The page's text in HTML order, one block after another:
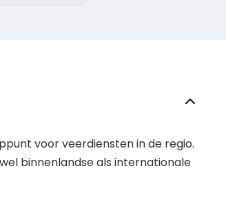
voor veerdiensten in de regio.
binnenlandse als internationale